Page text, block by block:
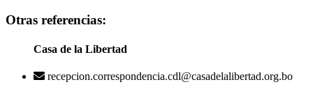
Otras referencias:
Casa de la Libertad
recepcion.correspondencia.cdl@casadelalibertad.org.bo